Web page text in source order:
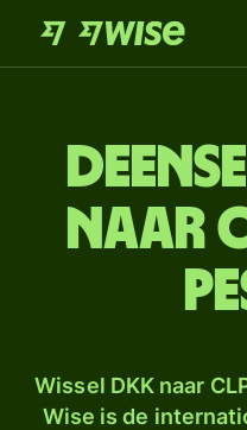
naar
Wissel DKK naar
Wise is de